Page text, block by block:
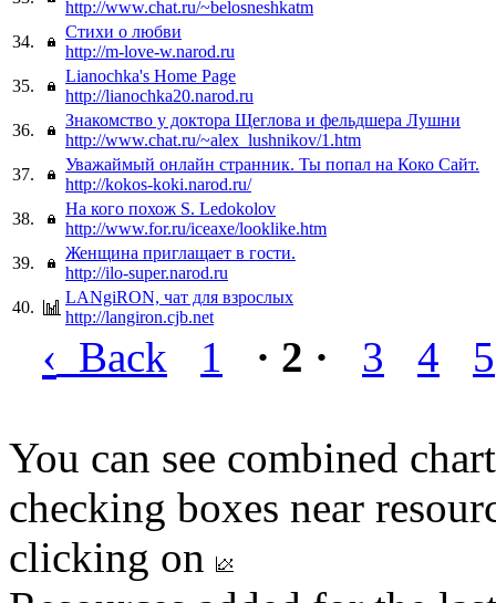
http://www.chat.ru/~belosneshkatm
34.
Стихи о любви
http://m-love-w.narod.ru
35.
Lianochka's Home Page
http://lianochka20.narod.ru
36.
Знакомство у доктора Щеглова и фельдшера Лушни
http://www.chat.ru/~alex_lushnikov/1.htm
37.
Уважаймый онлайн странник. Ты попал на Коко Сайт.
http://kokos-koki.narod.ru/
38.
На кого похож S. Ledokolov
http://www.for.ru/iceaxe/looklike.htm
39.
Женщина приглащает в гости.
http://ilo-super.narod.ru
40.
LANgiRON, чат для взрослых
http://langiron.cjb.net
‹ Back 1 · 2 · 3 4 5
You can see combined
checking boxes near
clicking on